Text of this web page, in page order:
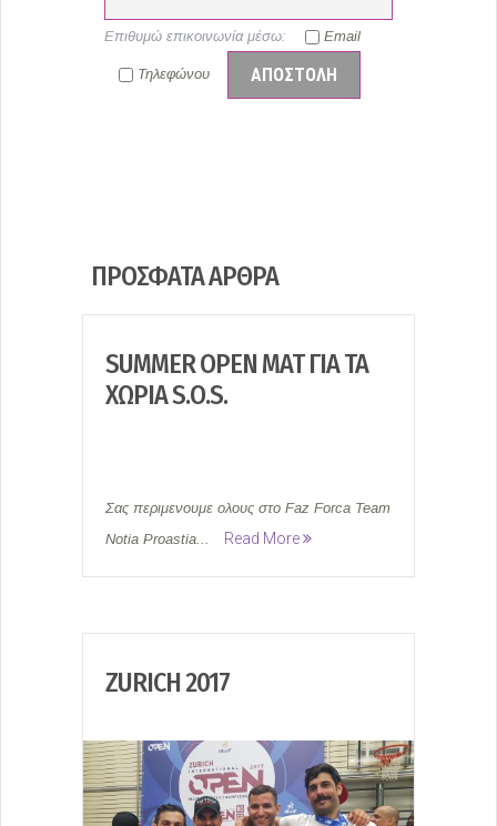
Επιθυμώ επικοινωνία μέσω: Email
Τηλεφώνου
ΠΡΌΣΦΑΤΑ ΆΡΘΡΑ
SUMMER OPEN MAT ΓΙΑ ΤΑ
ΧΩΡΙΆ S.O.S.
Σας περιμενουμε ολους στο Faz Forca Team
Notia Proastia...
Read More
ZURICH 2017